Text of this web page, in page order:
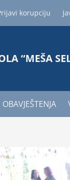
korupciju
“MEŠA
OBAVJEŠTENJA